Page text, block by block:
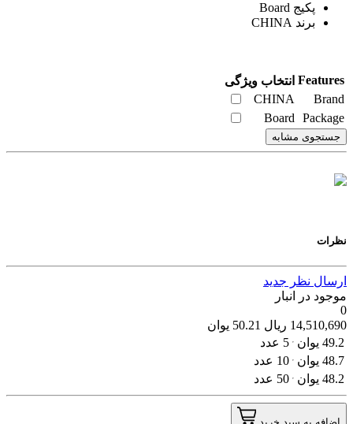
پکیج Board
برند CHINA
Features انتخاب ویژگی
Brand
CHINA
Package
Board
جستجوی مشابه
نظرات
ارسال نظر جدید
موجود در انبار
0
14,510,690 ریال 50.21 یوان
49.2 یوان
5 عدد
48.7 یوان
10 عدد
48.2 یوان 50 عدد